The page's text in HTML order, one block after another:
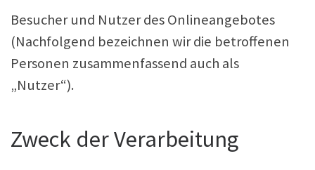
Besucher und Nutzer des Onlineangebotes
(Nachfolgend bezeichnen wir die betroffenen
Personen zusammenfassend auch als
„Nutzer“).
Zweck der Verarbeitung